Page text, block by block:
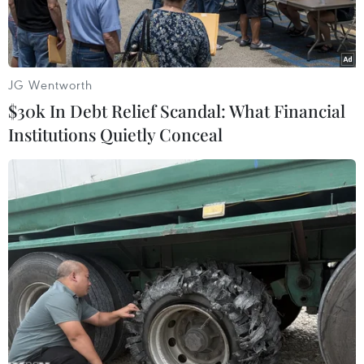
Kiểm đếm lô hàng chất ma túy được giấu trong những tuýp
kem đánh răng bị thu giữ từ hành lý của 4 tiếp viên hàng
không. (Ảnh: TTXVN phát)
Trước và sau khi trả tự do 4 tiếp viên hàng
không vì họ không biết trong hàng xách tay về
JG Wentworth
$30k In Debt Relief Scandal: What Financial
Institutions Quietly Conceal